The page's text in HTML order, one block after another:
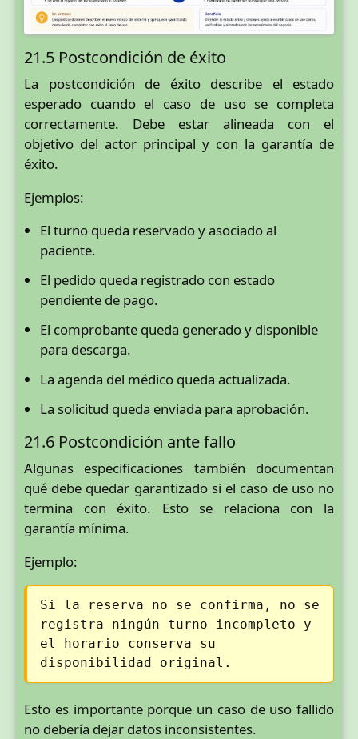
21.5 Postcondición de éxito
La postcondición de éxito describe el estado
esperado cuando el caso de uso se completa
correctamente. Debe estar alineada con el
objetivo del actor principal y con la garantía de
éxito.
Ejemplos:
El turno queda reservado y asociado al
paciente.
El pedido queda registrado con estado
pendiente de pago.
El comprobante queda generado y disponible
para descarga.
La agenda del médico queda actualizada.
La solicitud queda enviada para aprobación.
21.6 Postcondición ante fallo
Algunas especificaciones también documentan
qué debe quedar garantizado si el caso de uso no
termina con éxito. Esto se relaciona con la
garantía mínima.
Ejemplo:
Si la reserva no se confirma, no se
registra ningún turno incompleto y
el horario conserva su
disponibilidad original.
Esto es importante porque un caso de uso fallido
no debería dejar datos inconsistentes.